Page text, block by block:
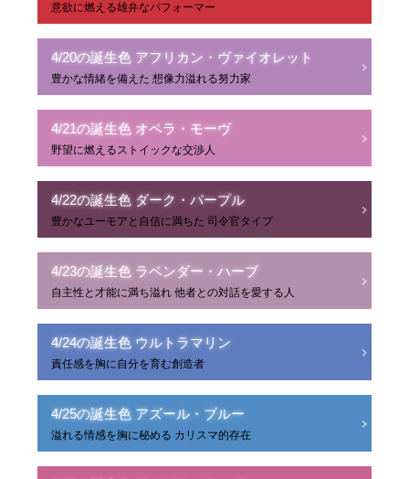
意欲に燃える雄弁なパフォーマー
4/20の誕生色 アフリカン・ヴァイオレット
豊かな情緒を備えた 想像力溢れる努力家
4/21の誕生色 オペラ・モーヴ
野望に燃えるストイックな交渉人
4/22の誕生色 ダーク・パープル
豊かなユーモアと自信に満ちた 司令官タイプ
4/23の誕生色 ラベンダー・ハーブ
自主性と才能に満ち溢れ 他者との対話を愛する人
4/24の誕生色 ウルトラマリン
責任感を胸に自分を育む創造者
4/25の誕生色 アズール・ブルー
溢れる情感を胸に秘める カリスマ的存在